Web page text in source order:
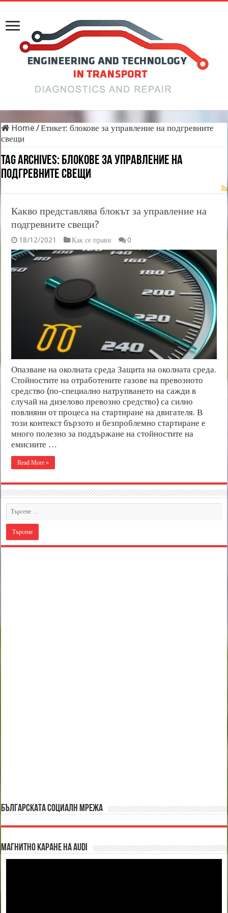
Home /Етикет:блокове за управление на подгревните
свещи
Tag Archives: блокове за управление на
подгревните свещи
Какво представлява блокът за управление на
подгревните свещи?
18/12/2021 Как се прави 0
Опазване на околната среда Защита на околната среда.
Стойностите на отработените газове на превозното
средство (по-специално натрупването на сажди в
случай на дизелово превозно средство) са силно
повлияни от процеса на стартиране на двигателя. В
този контекст бързото и безпроблемно стартиране е
много полезно за поддържане на стойностите на
емисиите …
Read More »
БЪЛГАРСКАТА СОЦИАЛН МРЕЖА
Магнитно каране на Audi